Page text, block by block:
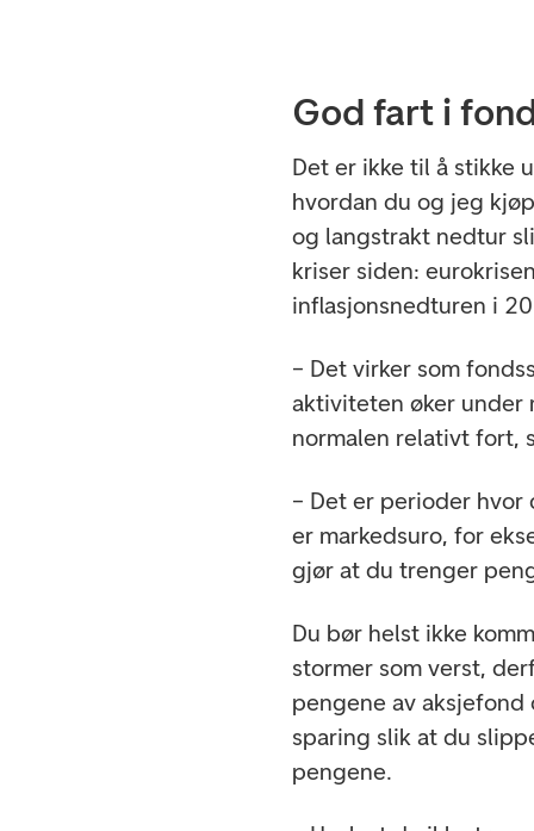
God fart i
Det er ikke til å stikke
hvordan du og jeg
og langstrakt nedtur
kriser siden:
inflasjonsnedturen i
– Det virker som
aktiviteten øker under
normalen relativt fort,
– Det er perioder
er markedsuro, for
gjør at du trenger
Du bør helst ikke
stormer som verst,
pengene av
sparing slik at du
pengene.